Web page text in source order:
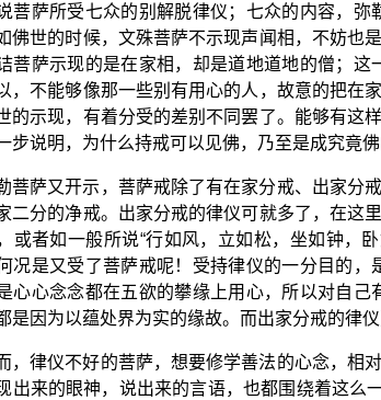
菩萨所受七众的别解脱律仪；七众的内容，
佛世的时候，文殊菩萨不示现声闻相，不妨也
菩萨示现的是在家相，却是道地道地的僧；
，不能够像那一些别有用心的人，故意的把在
的示现，有着分受的差别不同罢了。能够有这
步说明，为什么持戒可以见佛，乃至是成究竟佛
菩萨又开示，菩萨戒除了有在家分戒、出家分
二分的净戒。出家分戒的律仪可就多了，在这
或者如一般所说“行如风，立如松，坐如钟，
况是又受了菩萨戒呢！受持律仪的一分目的
心心念念都在五欲的攀缘上用心，所以对自
是因为以蕴处界为实的缘故。而出家分戒的律
，律仪不好的菩萨，想要修学善法的心念，相
出来的眼神，说出来的言语，也都围绕着这么